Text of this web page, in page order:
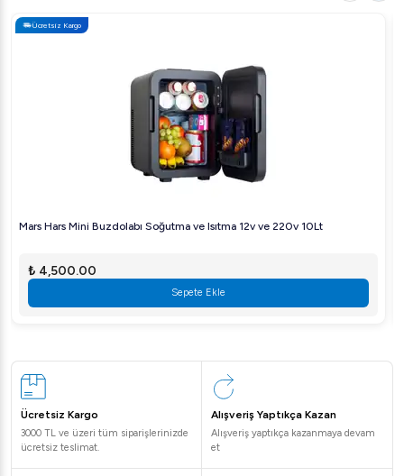
CoffyTab A001-9 Süt Kanalı ve Buhar Temizleyici,
Ücretsiz Kargo
Mars Hars Mini Buzdolabı Soğutma ve Isıtma 12v ve 220v 10Lt
₺ 4,500.00
Sepete Ekle
Ücretsiz Kargo
3000 TL ve üzeri tüm siparişlerinizde
ücretsiz teslimat.
Alışveriş Yaptıkça Kazan
Alışveriş yaptıkça kazanmaya devam
et